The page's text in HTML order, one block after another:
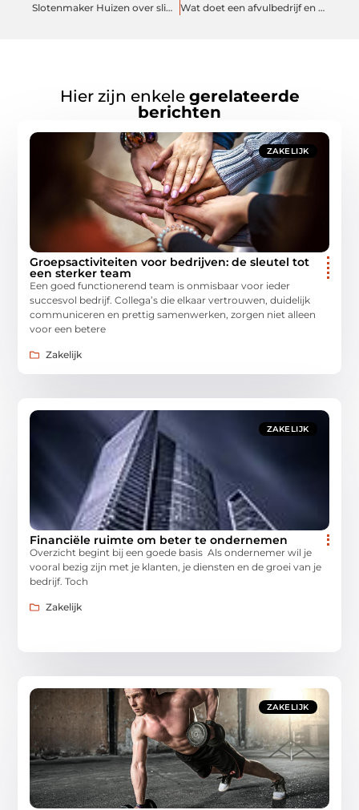
Slotenmaker Huizen over slimme sloten voor moderne woningen Wat doet een afvulbedrijf en wanneer is het interessant voor jouw product?
Hier zijn enkele gerelateerde
berichten
ZAKELIJK
Groepsactiviteiten voor bedrijven: de sleutel tot
een sterker team
Een goed functionerend team is onmisbaar voor ieder
succesvol bedrijf. Collega’s die elkaar vertrouwen, duidelijk
communiceren en prettig samenwerken, zorgen niet alleen
voor een betere
Zakelijk
ZAKELIJK
Financiële ruimte om beter te ondernemen
Overzicht begint bij een goede basis Als ondernemer wil je
vooral bezig zijn met je klanten, je diensten en de groei van je
bedrijf. Toch
Zakelijk
ZAKELIJK